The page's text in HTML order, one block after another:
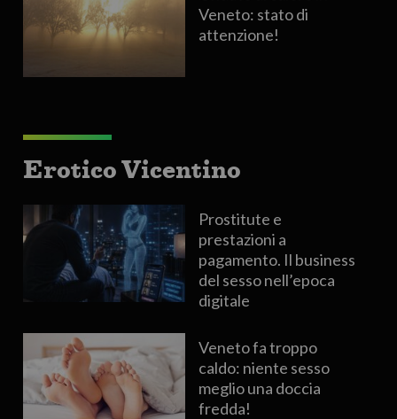
Veneto: stato di
attenzione!
Erotico Vicentino
Prostitute e
prestazioni a
pagamento. Il business
del sesso nell’epoca
digitale
Veneto fa troppo
caldo: niente sesso
meglio una doccia
fredda!